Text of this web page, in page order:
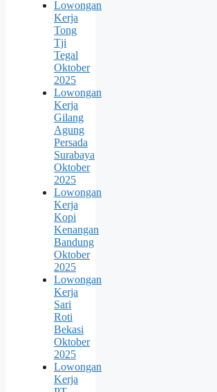
Lowongan
Kerja
Tong
Tji
Tegal
Oktober
2025
Lowongan
Kerja
Gilang
Agung
Persada
Surabaya
Oktober
2025
Lowongan
Kerja
Kopi
Kenangan
Bandung
Oktober
2025
Lowongan
Kerja
Sari
Roti
Bekasi
Oktober
2025
Lowongan
Kerja